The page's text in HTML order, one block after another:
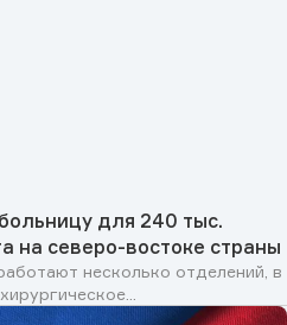
для 240 тыс.
на северо-востоке страны
несколько отделений, в